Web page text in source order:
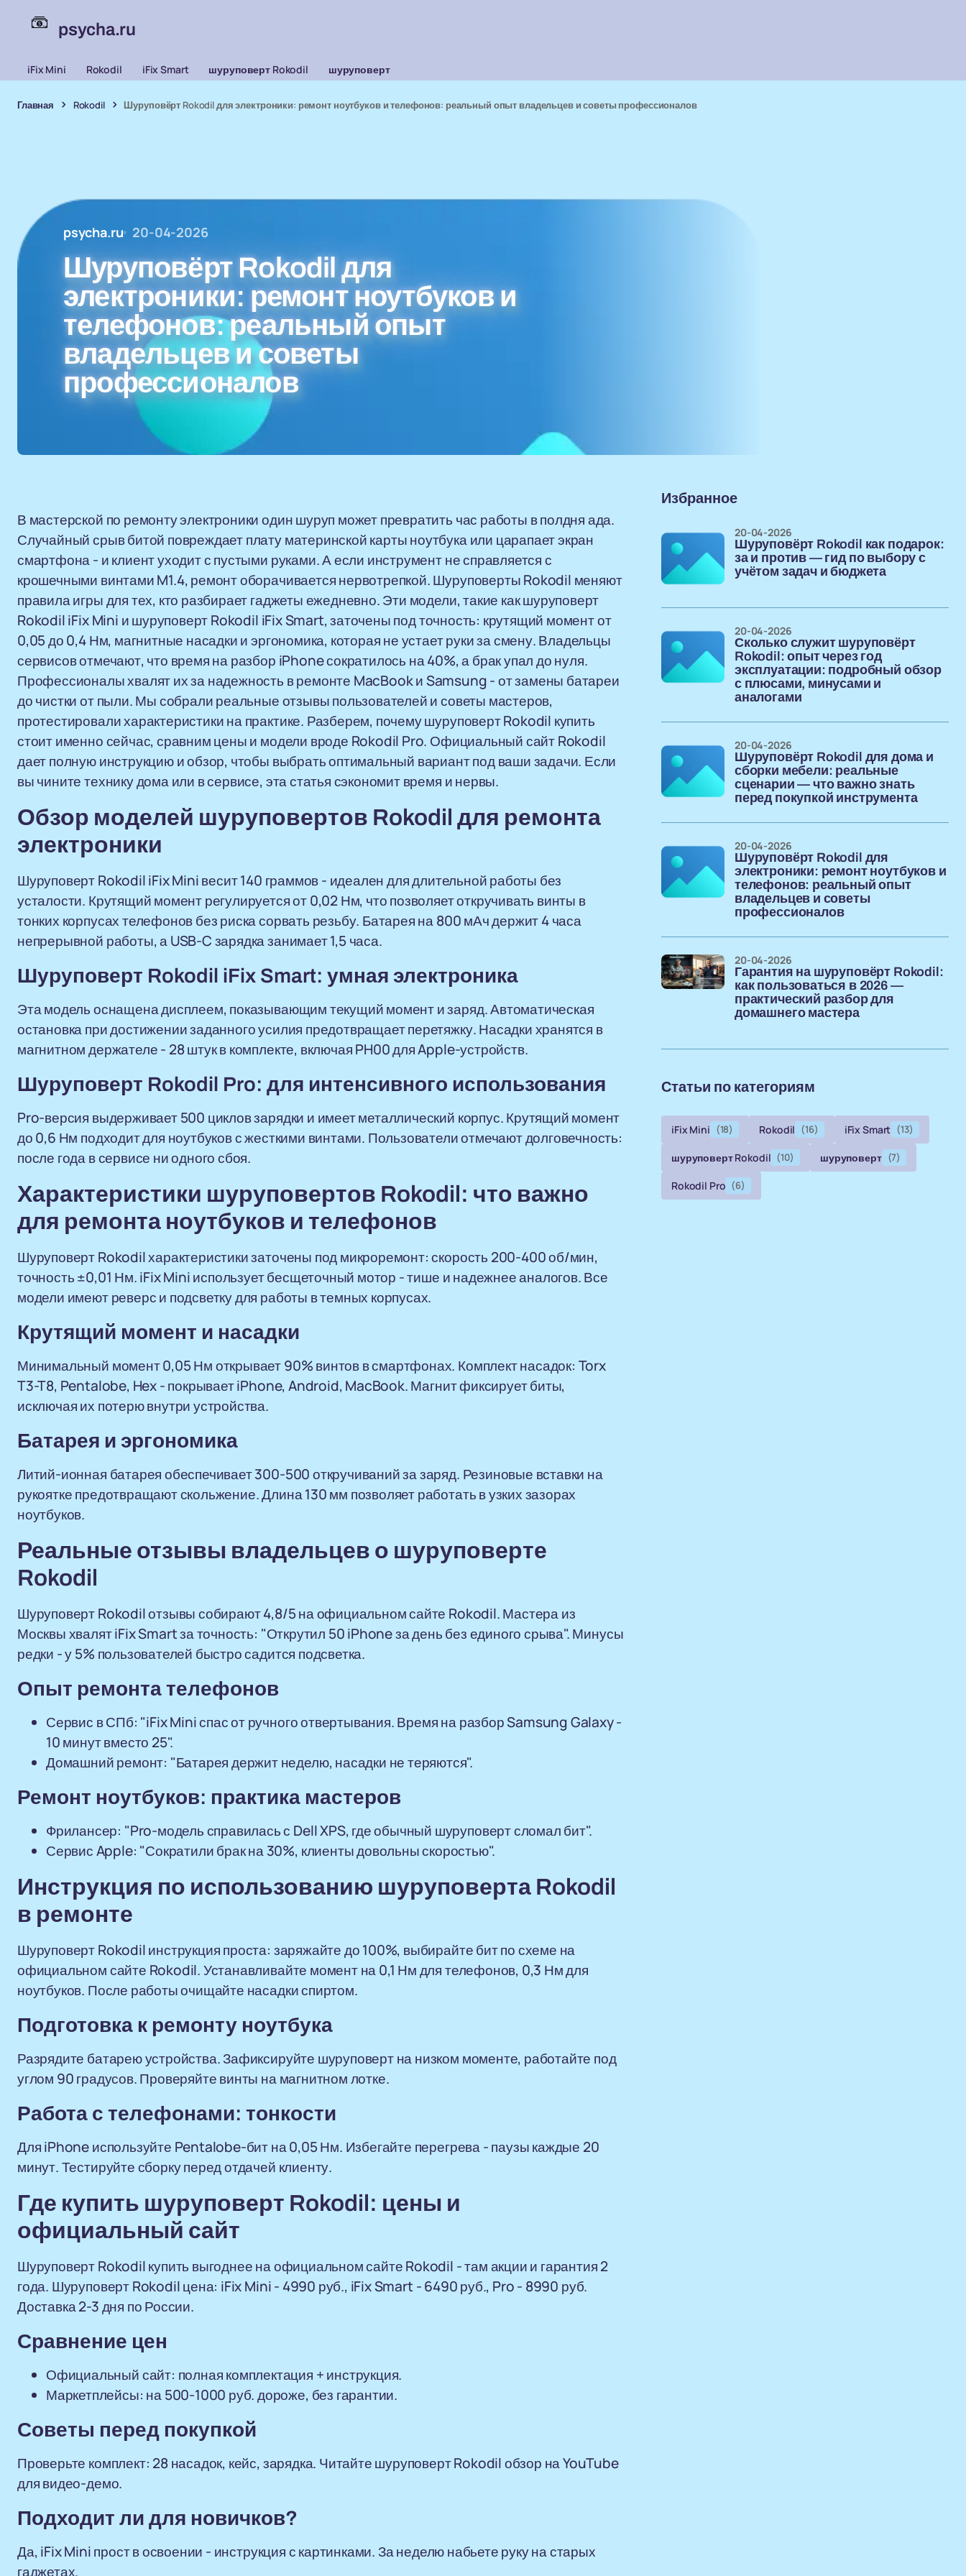
psycha.ru
iFix Mini Rokodil iFix Smart шуруповерт Rokodil шуруповерт
Главная Rokodil Шуруповёрт Rokodil для электроники: ремонт ноутбуков и телефонов: реальный опыт владельцев и советы профессионалов
psycha.ru 20-04-2026
Шуруповёрт Rokodil для
электроники: ремонт ноутбуков и
телефонов: реальный опыт
владельцев и советы
профессионалов
В мастерской по ремонту электроники один шуруп может превратить час работы в полдня ада.
Случайный срыв битой повреждает плату материнской карты ноутбука или царапает экран
смартфона - и клиент уходит с пустыми руками. А если инструмент не справляется с
крошечными винтами M1.4, ремонт оборачивается нервотрепкой. Шуруповерты Rokodil меняют
правила игры для тех, кто разбирает гаджеты ежедневно. Эти модели, такие как шуруповерт
Rokodil iFix Mini и шуруповерт Rokodil iFix Smart, заточены под точность: крутящий момент от
0,05 до 0,4 Нм, магнитные насадки и эргономика, которая не устает руки за смену. Владельцы
сервисов отмечают, что время на разбор iPhone сократилось на 40%, а брак упал до нуля.
Профессионалы хвалят их за надежность в ремонте MacBook и Samsung - от замены батареи
до чистки от пыли. Мы собрали реальные отзывы пользователей и советы мастеров,
протестировали характеристики на практике. Разберем, почему шуруповерт Rokodil купить
стоит именно сейчас, сравним цены и модели вроде Rokodil Pro. Официальный сайт Rokodil
дает полную инструкцию и обзор, чтобы выбрать оптимальный вариант под ваши задачи. Если
вы чините технику дома или в сервисе, эта статья сэкономит время и нервы.
Обзор моделей шуруповертов Rokodil для ремонта
электроники
Шуруповерт Rokodil iFix Mini весит 140 граммов - идеален для длительной работы без
усталости. Крутящий момент регулируется от 0,02 Нм, что позволяет откручивать винты в
тонких корпусах телефонов без риска сорвать резьбу. Батарея на 800 мАч держит 4 часа
непрерывной работы, а USB-C зарядка занимает 1,5 часа.
Шуруповерт Rokodil iFix Smart: умная электроника
Эта модель оснащена дисплеем, показывающим текущий момент и заряд. Автоматическая
остановка при достижении заданного усилия предотвращает перетяжку. Насадки хранятся в
магнитном держателе - 28 штук в комплекте, включая PH00 для Apple-устройств.
Шуруповерт Rokodil Pro: для интенсивного использования
Pro-версия выдерживает 500 циклов зарядки и имеет металлический корпус. Крутящий момент
до 0,6 Нм подходит для ноутбуков с жесткими винтами. Пользователи отмечают долговечность:
после года в сервисе ни одного сбоя.
Характеристики шуруповертов Rokodil: что важно
для ремонта ноутбуков и телефонов
Шуруповерт Rokodil характеристики заточены под микроремонт: скорость 200-400 об/мин,
точность ±0,01 Нм. iFix Mini использует бесщеточный мотор - тише и надежнее аналогов. Все
модели имеют реверс и подсветку для работы в темных корпусах.
Крутящий момент и насадки
Минимальный момент 0,05 Нм открывает 90% винтов в смартфонах. Комплект насадок: Torx
T3-T8, Pentalobe, Hex - покрывает iPhone, Android, MacBook. Магнит фиксирует биты,
исключая их потерю внутри устройства.
Батарея и эргономика
Литий-ионная батарея обеспечивает 300-500 откручиваний за заряд. Резиновые вставки на
рукоятке предотвращают скольжение. Длина 130 мм позволяет работать в узких зазорах
ноутбуков.
Реальные отзывы владельцев о шуруповерте
Rokodil
Шуруповерт Rokodil отзывы собирают 4,8/5 на официальном сайте Rokodil. Мастера из
Москвы хвалят iFix Smart за точность: "Открутил 50 iPhone за день без единого срыва". Минусы
редки - у 5% пользователей быстро садится подсветка.
Опыт ремонта телефонов
Сервис в СПб: "iFix Mini спас от ручного отвертывания. Время на разбор Samsung Galaxy -
10 минут вместо 25".
Домашний ремонт: "Батарея держит неделю, насадки не теряются".
Ремонт ноутбуков: практика мастеров
Фрилансер: "Pro-модель справилась с Dell XPS, где обычный шуруповерт сломал бит".
Сервис Apple: "Сократили брак на 30%, клиенты довольны скоростью".
Инструкция по использованию шуруповерта Rokodil
в ремонте
Шуруповерт Rokodil инструкция проста: заряжайте до 100%, выбирайте бит по схеме на
официальном сайте Rokodil. Устанавливайте момент на 0,1 Нм для телефонов, 0,3 Нм для
ноутбуков. После работы очищайте насадки спиртом.
Подготовка к ремонту ноутбука
Разрядите батарею устройства. Зафиксируйте шуруповерт на низком моменте, работайте под
углом 90 градусов. Проверяйте винты на магнитном лотке.
Работа с телефонами: тонкости
Для iPhone используйте Pentalobe-бит на 0,05 Нм. Избегайте перегрева - паузы каждые 20
минут. Тестируйте сборку перед отдачей клиенту.
Где купить шуруповерт Rokodil: цены и
официальный сайт
Шуруповерт Rokodil купить выгоднее на официальном сайте Rokodil - там акции и гарантия 2
года. Шуруповерт Rokodil цена: iFix Mini - 4990 руб., iFix Smart - 6490 руб., Pro - 8990 руб.
Доставка 2-3 дня по России.
Сравнение цен
Официальный сайт: полная комплектация + инструкция.
Маркетплейсы: на 500-1000 руб. дороже, без гарантии.
Советы перед покупкой
Проверьте комплект: 28 насадок, кейс, зарядка. Читайте шуруповерт Rokodil обзор на YouTube
для видео-демо.
Подходит ли для новичков?
Да, iFix Mini прост в освоении - инструкция с картинками. За неделю набьете руку на старых
гаджетах.
Избранное
Шуруповёрт Rokodil как подарок:
за и против — гид по выбору с
учётом задач и бюджета
20-04-2026
Сколько служит шуруповёрт
Rokodil: опыт через год
эксплуатации: подробный обзор
с плюсами, минусами и
аналогами
20-04-2026
Шуруповёрт Rokodil для дома и
сборки мебели: реальные
сценарии — что важно знать
перед покупкой инструмента
20-04-2026
Шуруповёрт Rokodil для
электроники: ремонт ноутбуков и
телефонов: реальный опыт
владельцев и советы
профессионалов
20-04-2026
Гарантия на шуруповёрт Rokodil:
как пользоваться в 2026 —
практический разбор для
домашнего мастера
20-04-2026
Статьи по категориям
iFix Mini (18) Rokodil (16) iFix Smart (13)
шуруповерт Rokodil (10) шуруповерт (7)
Rokodil Pro (6)